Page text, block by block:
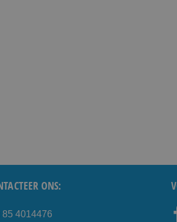
ONS:
85 4014476